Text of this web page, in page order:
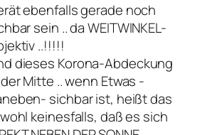
ebenfalls gerade noch
sein .. da WEITWINKEL-
..!!!!!
dieses Korona-Abdeckung
Mitte .. wenn Etwas -
sichbar ist, heißt das
keinesfalls, daß es sich